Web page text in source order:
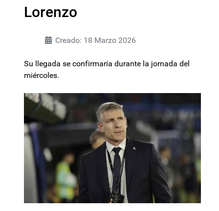
Lorenzo
Creado: 18 Marzo 2026
Su llegada se confirmaría durante la jornada del
miércoles.